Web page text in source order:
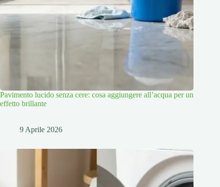
Pavimento lucido senza cere: cosa aggiungere all’acqua per un
effetto brillante
9 Aprile 2026